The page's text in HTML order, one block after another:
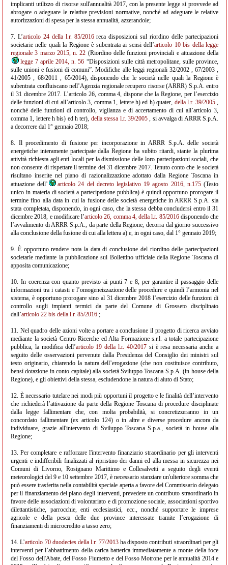
implicanti utilizzo di risorse sull'annualità 2017, con la presente legge si provvede ad
abrogare o adeguare le relative previsioni normative, nonché ad adeguare le relative
autorizzazioni di spesa per la stessa annualità, azzerandole;
7. L’articolo 24 della l.r. 85/2016reca disposizioni sul riordino delle partecipazioni
societarie nelle quali la Regione è subentrata ai sensi dell’articolo 10 bis della legge
regionale 3 marzo 2015, n. 22 (Riordino delle funzioni provinciali e attuazione della
legge 7 aprile 2014, n. 56 “Disposizioni sulle città metropolitane, sulle province,
sulle unioni e fusioni di comuni”. Modifiche alle leggi regionali 32/2002 , 67/2003 ,
41/2005 , 68/2011 , 65/2014), disponendo che le società nelle quali la Regione è
subentrata confluiscano nell’Agenzia regionale recupero risorse (ARRR) S.p.A. entro
il 31 dicembre 2017. L’articolo 26, comma 4, dispone che la Regione, per l’esercizio
delle funzioni di cui all’articolo 3, comma 1, lettere h) ed h) quater, della l.r. 39/2005,
nonché delle funzioni di controllo, vigilanza e di accertamento di cui all’articolo 3,
comma 1, lettere h bis) ed h ter), della stessa l.r. 39/2005, si avvalga di ARRR S.p.A.
a decorrere dal 1° gennaio 2018;
8. Il procedimento di fusione per incorporazione in ARRR S.p.A. delle società
energetiche interamente partecipate dalla Regione ha subito ritardi, stante la plurima
attività richiesta agli enti locali per la dismissione delle loro partecipazioni sociali, che
non consente di rispettare il termine del 31 dicembre 2017. Tenuto conto che le società
risultano inserite nel piano di razionalizzazione adottato dalla Regione Toscana in
attuazione dell’
articolo 24 del decreto legislativo 19 agosto 2016, n.175(Testo
unico in materia di società a partecipazione pubblica) è quindi opportuno prorogare il
termine fino alla data in cui la fusione delle società energetiche in ARRR S.p.A. sia
stata completata, disponendo, in ogni caso, che la stessa debba concludersi entro il 31
dicembre 2018, e modificare l’articolo 26, comma 4, della l.r. 85/2016disponendo che
l’avvalimento di ARRR S.p.A., da parte della Regione, decorra dal giorno successivo
alla conclusione della fusione di cui alla lettera a) e, in ogni caso, dal 1° gennaio 2019;
9. È opportuno rendere nota la data di conclusione del riordino delle partecipazioni
societarie mediante la pubblicazione sul Bollettino ufficiale della Regione Toscana di
apposita comunicazione;
10. In coerenza con quanto previsto ai punti 7 e 8, per garantire il passaggio delle
informazioni tra i catasti e l’omogeneizzazione delle procedure e quindi l’armonia nel
sistema, è opportuno prorogare sino al 31 dicembre 2018 l’esercizio delle funzioni di
controllo sugli impianti termici da parte del Comune di Grosseto disciplinato
dall’articolo 22 bis della l.r. 85/2016 ;
11. Nel quadro delle azioni volte a portare a conclusione il progetto di ricerca avviato
mediante la società Centro Ricerche ed Alta Formazione s.r.l. a totale partecipazione
pubblica, la modifica dell’articolo 19 della l.r. 40/2017si è resa necessaria anche a
seguito delle osservazioni pervenute dalla Presidenza del Consiglio dei ministri sul
testo originario, chiarendo la natura dell’erogazione (che non costituisce contributo,
bensì dotazione in conto capitale) alla società Sviluppo Toscana S.p.A. (in house della
Regione), e gli obiettivi della stessa, escludendone la natura di aiuto di Stato;
12. È necessario tutelare nei modi più opportuni il progetto e le finalità dell’intervento
che richiederà l’attivazione da parte della Regione Toscana di procedure disciplinate
dalla legge fallimentare che, con molta probabilità, si concretizzeranno in un
concordato fallimentare (ex articolo 124) o in altre e diverse procedure ancora da
individuare, grazie all'intervento di Sviluppo Toscana S.p.a., società in house alla
Regione;
13. Per completare e rafforzare l'intervento finanziario straordinario per gli interventi
urgenti e indifferibili finalizzati al ripristino dei danni ed alla messa in sicurezza nei
Comuni di Livorno, Rosignano Marittimo e Collesalvetti a seguito degli eventi
meteorologici del 9 e 10 settembre 2017, è necessario stanziare un'ulteriore somma che
può essere trasferita nella contabilità speciale aperta a favore del Commissario delegato
per il finanziamento del piano degli interventi, prevedere un contributo straordinario in
favore delle associazioni di volontariato e di promozione sociale, associazioni sportivo
dilettantistiche, parrocchie, enti ecclesiastici, ecc., nonché supportare le imprese
agricole e della pesca delle due province interessate tramite l’erogazione di
finanziamenti di microcredito a tasso zero;
14. L’articolo 70 duodecies della l.r. 77/2013ha disposto contributi straordinari per gli
interventi per l’abbattimento della carica batterica immediatamente a monte della foce
del Fosso dell'Abate, del Fosso Fiumetto e del Fosso Motrone per le annualità 2014 e